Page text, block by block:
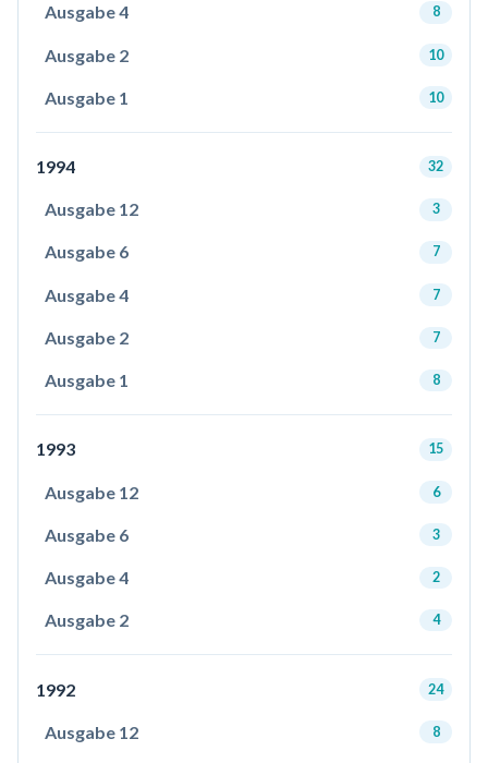
Ausgabe 4 8
Ausgabe 2 10
Ausgabe 1 10
1994 32
Ausgabe 12 3
Ausgabe 6 7
Ausgabe 4 7
Ausgabe 2 7
Ausgabe 1 8
1993 15
Ausgabe 12 6
Ausgabe 6 3
Ausgabe 4 2
Ausgabe 2 4
1992 24
Ausgabe 12 8